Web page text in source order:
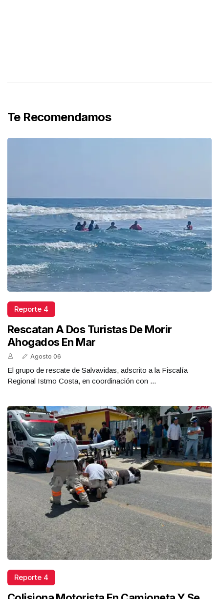
Te Recomendamos
Reporte 4
Rescatan A Dos Turistas De Morir
Ahogados En Mar
Agosto 06
El grupo de rescate de Salvavidas, adscrito a la Fiscalía
Regional Istmo Costa, en coordinación con ...
Reporte 4